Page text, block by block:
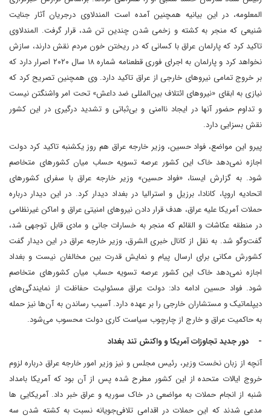
المعلومه، در این بیانیه همچنین آمده است المندلاوی درجریان آثار جنایت
شنیعی که منجر به کشته و زخمی شدن چندین تن شد، قرار گرفت. المندلاوی
تاکید کرد که پارلمان عراق با کسانی که در ریختن خون مردم نقش دارند، سازش
نخواهد کرد و پارلمان به اجرای فوری قطعنامه شماره ۱۸ سال ۲۰۲۰ اصرار دارد که
بر خروج تمامی نیروهای خارجی از عراق تاکید دارد. وی همچنین تصریح کرد که
نیازی به ابقای «نیروهای ائتلاف بین‌المللی ضد داعش» تحت امر واشنگتن نیست
و تداوم حضور آنها در ایجاد ناامنی و بی‌ثباتی و تشدید درگیری در این کشور
نقش بسزایی دارد.
پیرو این مواضع، فواد حسین، وزیر خارجه عراق هم روز یکشنبه تاکید کرد دولت
اجازه نمی‌دهد خاک این کشور عرصه تسویه حساب میان کشورهای متخاصم
شود. به گزارش ایسنا، «فواد حسین» وزیر خارجه عراق با سفرای کشورهای
اتحادیه اروپا، کانادا، برزیل و استرالیا در بغداد دیدار کرد. در این دیدار درباره
حملات آمریکا علیه عراق، هدف قرار دادن نیروهای امنیتی عراق و اماکن غیرنظامی
در منطقه عکاشات و القائم که منجر به خسارات جانی و مادی قابل توجهی شد،
گفت‌وگو شد. به نقل از کانال خبری الشرق، وزیر خارجه عراق در این دیدار گفت
کشورش مکانی برای ارسال پیام و نمایش قدرت بین مخالفان نیست و بغداد
اجازه نمی‌دهد خاک این کشور عرصه تسویه حساب میان کشورهای متخاصم
شود. فواد حسین ادامه داد: دولت عراق مسئولیت حفاظت از نمایندگی‌های
دیپلماتیک و مستشاران خارجی را بر عهده دارد. آسیب رساندن به آن‌ها نیز حمله
به حاکمیت عراق و خارج از چارچوب سیاست کاری دولت محسوب می‌شود.
- دور جدید تجاوزات آمریکا و واکنش تند بغداد
آنچه از زبان نخست وزیر، رئیس مجلس و نیز وزیر امور خارجه عراق درباره لزوم
خروج ایالات متحده از این کشور مطرح شده پس از آن بود که آمریکا بامداد
شنبه از انجام حملات به مواضعی در خاک سوریه و عراق خبر داد. آمریکایی ها
مدعی شدند که این حملات در اقدامی تلافی‌جویانه نسبت به کشته شدن سه